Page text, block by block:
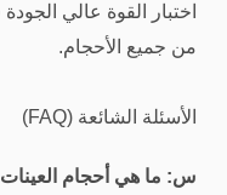
اختبار القوة عالي
من جميع الأحجام.
الأسئلة الشائعة (FAQ)
س: ما هي أحجام العينات